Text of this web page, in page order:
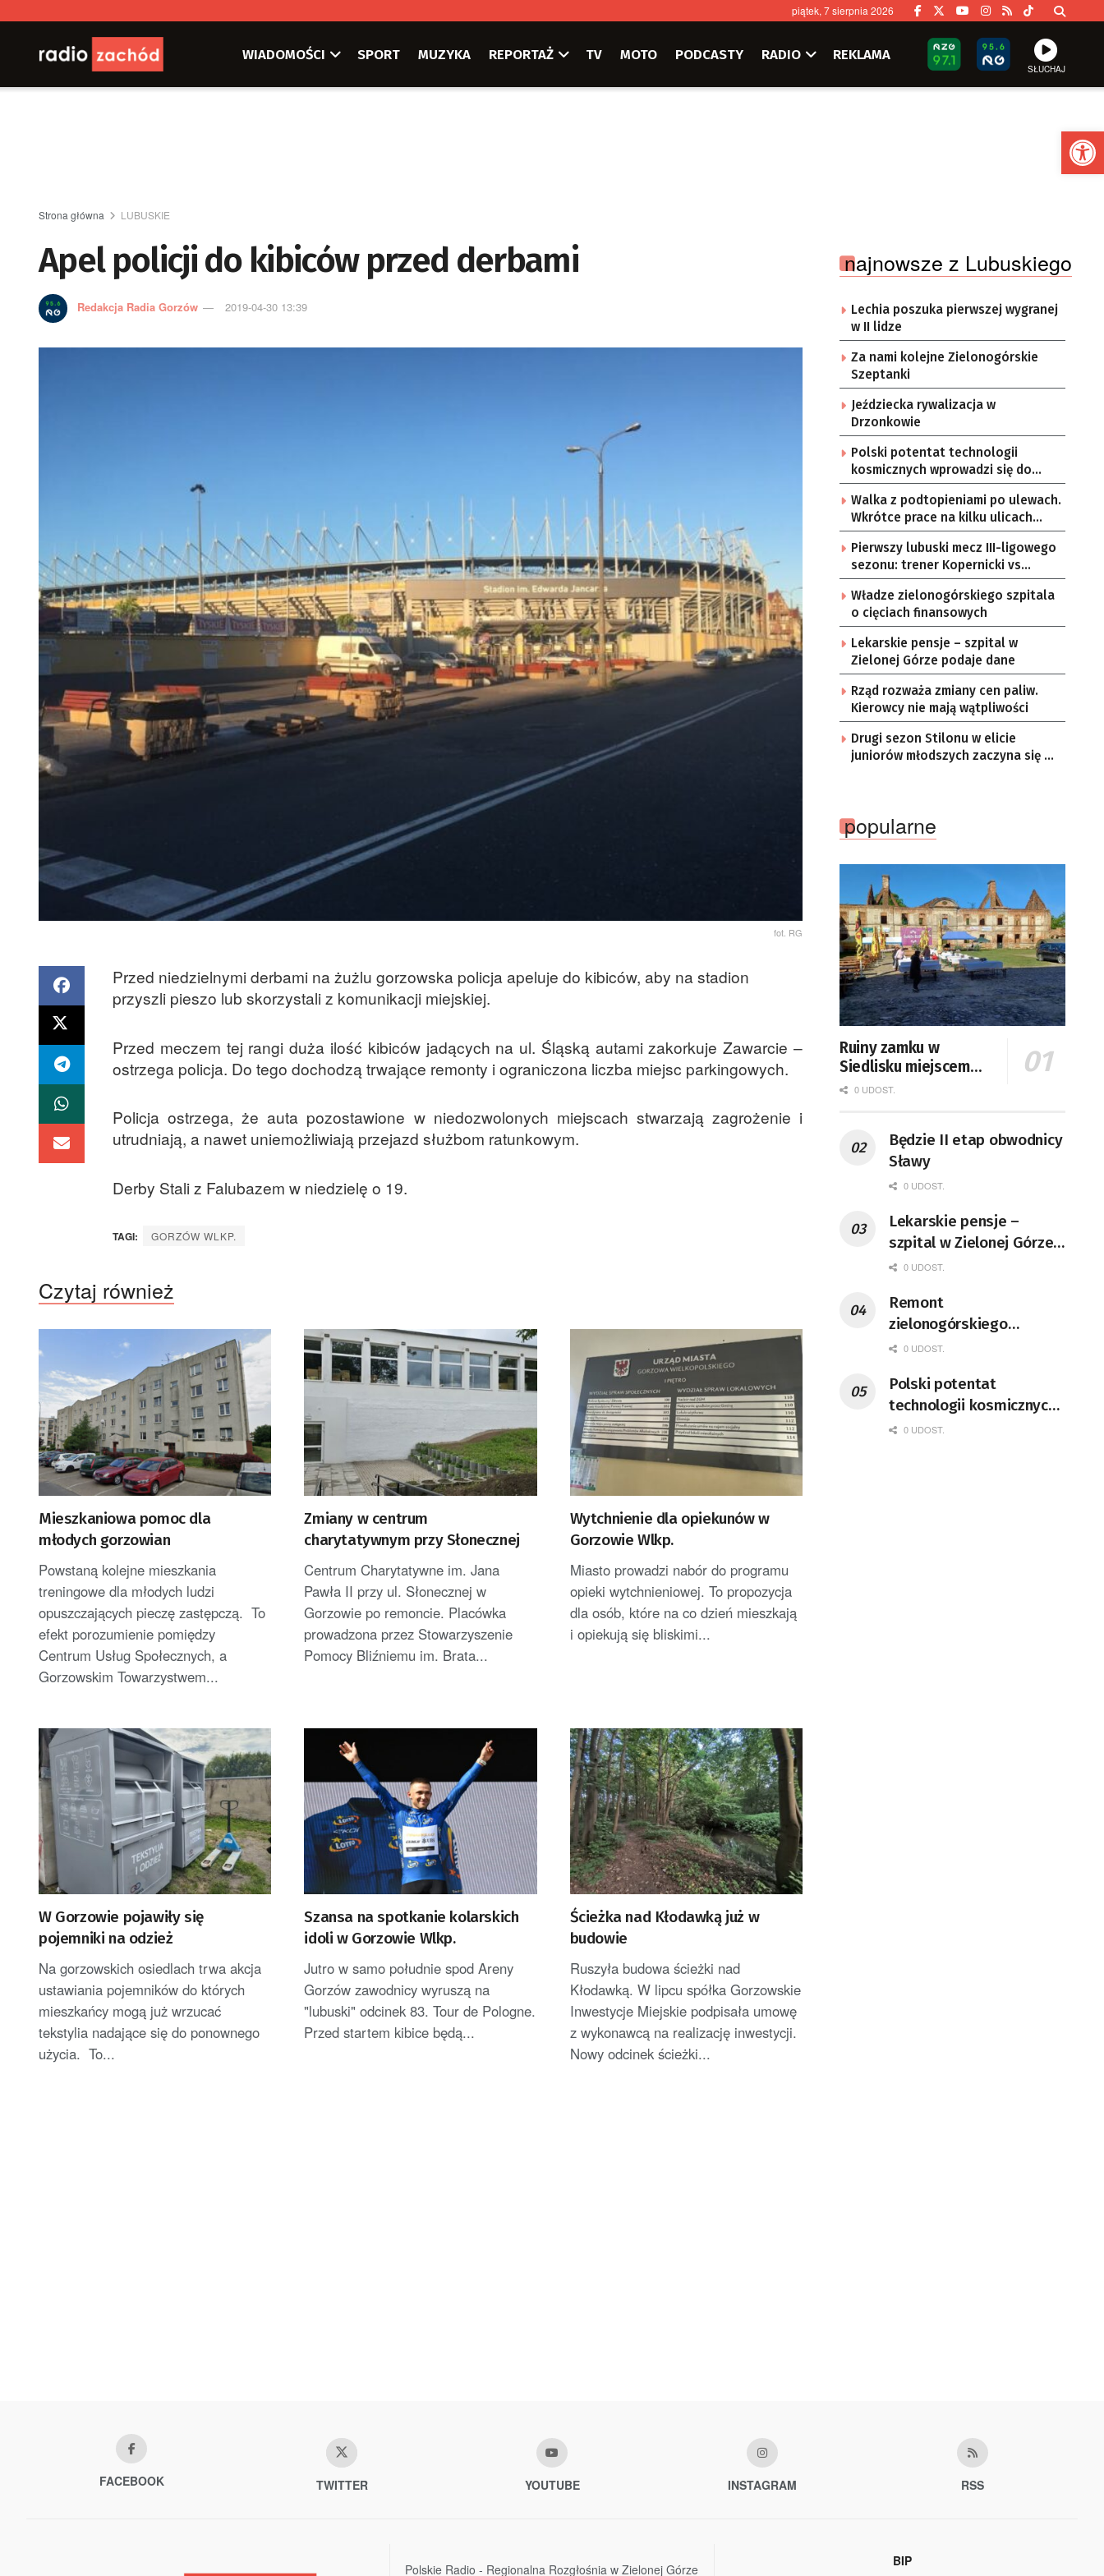
piątek, 7 sierpnia 2026
WIADOMOŚCI SPORT MUZYKA REPORTAŻ TV MOTO PODCASTY RADIO REKLAMA
SŁUCHAJ
Strona główna LUBUSKIE
Apel policji do kibiców przed derbami
Redakcja Radia Gorzów 2019-04-30 13:39
fot. RG
Przed niedzielnymi derbami na żużlu gorzowska policja apeluje do kibiców, aby na stadion
przyszli pieszo lub skorzystali z komunikacji miejskiej.
Przed meczem tej rangi duża ilość kibiców jadących na ul. Śląską autami zakorkuje Zawarcie –
ostrzega policja. Do tego dochodzą trwające remonty i ograniczona liczba miejsc parkingowych.
Policja ostrzega, że auta pozostawione w niedozwolonych miejscach stwarzają zagrożenie i
utrudniają, a nawet uniemożliwiają przejazd służbom ratunkowym.
Derby Stali z Falubazem w niedzielę o 19.
TAGI: GORZÓW WLKP.
Czytaj również
Mieszkaniowa pomoc dla
młodych gorzowian
Powstaną kolejne mieszkania
treningowe dla młodych ludzi
opuszczających pieczę zastępczą. To
efekt porozumienie pomiędzy
Centrum Usług Społecznych, a
Gorzowskim Towarzystwem...
Zmiany w centrum
charytatywnym przy Słonecznej
Centrum Charytatywne im. Jana
Pawła II przy ul. Słonecznej w
Gorzowie po remoncie. Placówka
prowadzona przez Stowarzyszenie
Pomocy Bliźniemu im. Brata...
Wytchnienie dla opiekunów w
Gorzowie Wlkp.
Miasto prowadzi nabór do programu
opieki wytchnieniowej. To propozycja
dla osób, które na co dzień mieszkają
i opiekują się bliskimi...
W Gorzowie pojawiły się
pojemniki na odzież
Na gorzowskich osiedlach trwa akcja
ustawiania pojemników do których
mieszkańcy mogą już wrzucać
tekstylia nadające się do ponownego
użycia. To...
Szansa na spotkanie kolarskich
idoli w Gorzowie Wlkp.
Jutro w samo południe spod Areny
Gorzów zawodnicy wyruszą na
"lubuski" odcinek 83. Tour de Pologne.
Przed startem kibice będą...
Ścieżka nad Kłodawką już w
budowie
Ruszyła budowa ścieżki nad
Kłodawką. W lipcu spółka Gorzowskie
Inwestycje Miejskie podpisała umowę
z wykonawcą na realizację inwestycji.
Nowy odcinek ścieżki...
najnowsze z Lubuskiego
Lechia poszuka pierwszej wygranej
w II lidze
Za nami kolejne Zielonogórskie
Szeptanki
Jeździecka rywalizacja w
Drzonkowie
Polski potentat technologii
kosmicznych wprowadzi się do
Zielonej Góry
Walka z podtopieniami po ulewach.
Wkrótce prace na kilku ulicach
Gorzowa
Pierwszy lubuski mecz III-ligowego
sezonu: trener Kopernicki vs
starzy znajomi
Władze zielonogórskiego szpitala
o cięciach finansowych
Lekarskie pensje – szpital w
Zielonej Górze podaje dane
Rząd rozważa zmiany cen paliw.
Kierowcy nie mają wątpliwości
Drugi sezon Stilonu w elicie
juniorów młodszych zaczyna się w
popularne
Ruiny zamku w
Siedlisku miejscem
święta plonów
0 UDOST.
Będzie II etap obwodnicy
Sławy
0 UDOST.
Lekarskie pensje –
szpital w Zielonej Górze
podaje dane
0 UDOST.
Remont
zielonogórskiego
deptaka zgodnie z
0 UDOST.
Polski potentat
technologii kosmicznych
wprowadzi się do Zielonej
0 UDOST.
FACEBOOK TWITTER YOUTUBE INSTAGRAM RSS
Polskie Radio - Regionalna Rozgłośnia w Zielonej Górze
BIP